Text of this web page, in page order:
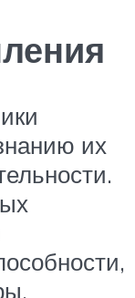
их